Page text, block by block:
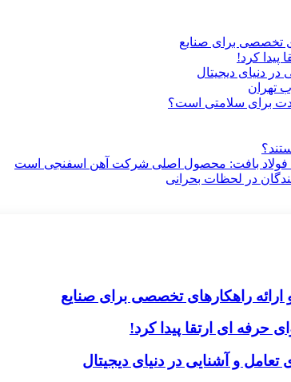
تخصصی برای صنایع
پیدا کرد!
دنیای دیجیتال
تهران
برای سلامتی است؟
فولاد بافت: محصول اصلی شرکت آهن اسفنجی است
در لحظات بحرانی
راهکارهای تخصصی برای صنایع
حرفه ای ارتقا پیدا کرد!
و آشنایی در دنیای دیجیتال